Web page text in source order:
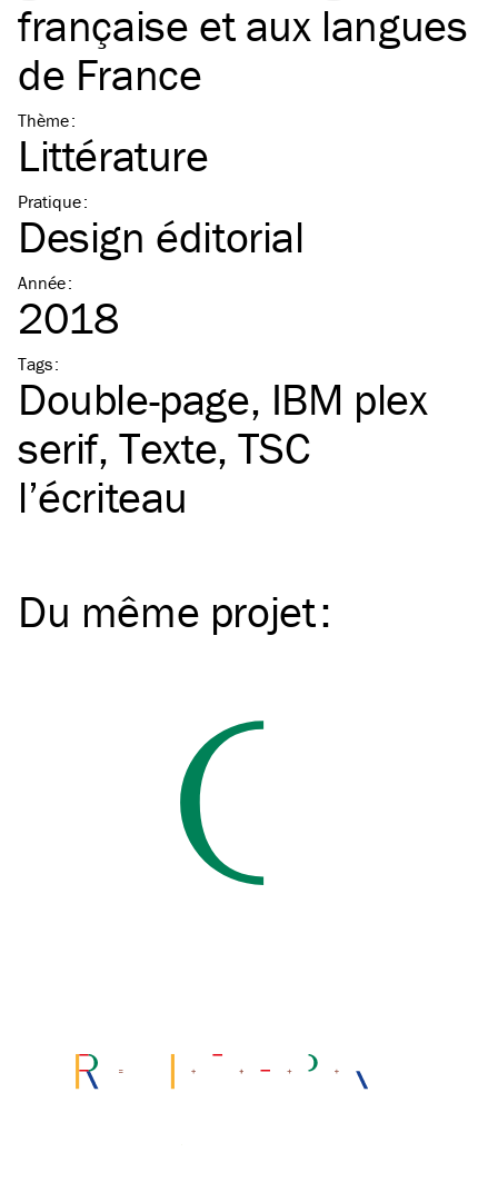
française et aux langues
de France
Thème:
Littérature
Pratique:
Design éditorial
Année:
2018
Tags:
Double-page IBM plex
serif Texte TSC
l’écriteau
Du même projet: